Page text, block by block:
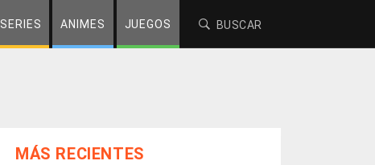
SERIES ANIMES JUEGOS
MÁS RECIENTES